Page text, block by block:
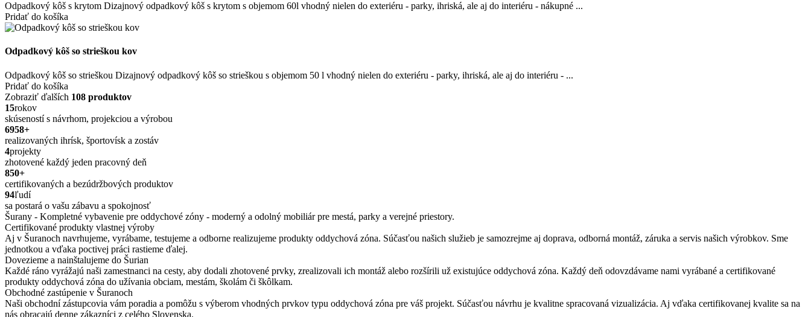
Odpadkový kôš s krytom Dizajnový odpadkový kôš s krytom s objemom 60l vhodný nielen do exteriéru - parky, ihriská, ale aj do interiéru - nákupné ...
Pridať do košíka
Odpadkový kôš so strieškou kov
Odpadkový kôš so strieškou Dizajnový odpadkový kôš so strieškou s objemom 50 l vhodný nielen do exteriéru - parky, ihriská, ale aj do interiéru - ...
Pridať do košíka
Zobraziť ďalších 108 produktov
15rokov
skúseností s návrhom, projekciou a výrobou
6958+
realizovaných ihrísk, športovísk a zostáv
4projekty
zhotovené každý jeden pracovný deň
850+
certifikovaných a bezúdržbových produktov
94ľudí
sa postará o vašu zábavu a spokojnosť
Šurany - Kompletné vybavenie pre oddychové zóny - moderný a odolný mobiliár pre mestá, parky a verejné priestory.
Certifikované produkty vlastnej výroby
Aj v Šuranoch navrhujeme, vyrábame, testujeme a odborne realizujeme produkty oddychová zóna. Súčasťou našich služieb je samozrejme aj doprava, odborná montáž, záruka a servis našich výrobkov. Sme
jednotkou a vďaka poctivej práci rastieme ďalej.
Dovezieme a nainštalujeme do Šurian
Každé ráno vyrážajú naši zamestnanci na cesty, aby dodali zhotovené prvky, zrealizovali ich montáž alebo rozšírili už existujúce oddychová zóna. Každý deň odovzdávame nami vyrábané a certifikované
produkty oddychová zóna do užívania obciam, mestám, školám či škôlkam.
Obchodné zastúpenie v Šuranoch
Naši obchodní zástupcovia vám poradia a pomôžu s výberom vhodných prvkov typu oddychová zóna pre váš projekt. Súčasťou návrhu je kvalitne spracovaná vizualizácia. Aj vďaka certifikovanej kvalite sa na
nás obracajú denne zákazníci z celého Slovenska.